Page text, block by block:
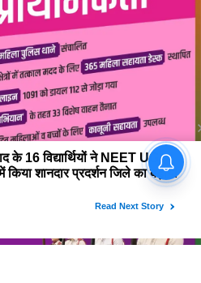
फतेहाबाद के 16 विद्यार्थियों ने NEET
UG 2026 में किया शानदार प्रदर्शन